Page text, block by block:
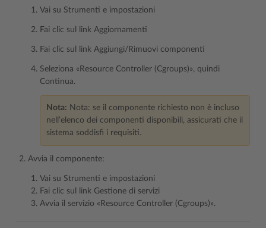
Vai su Strumenti e impostazioni
Fai clic sul link Aggiornamenti
Fai clic sul link Aggiungi/Rimuovi componenti
Seleziona «Resource Controller (Cgroups)», quindi
Continua.
Nota: Nota: se il componente richiesto non è incluso
nell’elenco dei componenti disponibili, assicurati che il
sistema soddisfi i requisiti.
Avvia il componente:
Vai su Strumenti e impostazioni
Fai clic sul link Gestione di servizi
Avvia il servizio «Resource Controller (Cgroups)».